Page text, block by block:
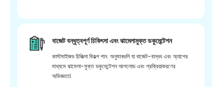
বাজেট বন্ধুত্বপূর্ণ চিকিৎসা এবং ঝামেলামুক্ত ডকুমেন্টেশন
কাস্টমাইজড চিকিত্সা বিকল্প পান. অনুমানগুলি যা বাজেট-বান্ধব এবং অ্যাপের
মাধ্যমে ঝামেলা-মুক্ত ডকুমেন্টেশন আপলোড এবং প্রক্রিয়াকরণের
অভিজ্ঞতা।